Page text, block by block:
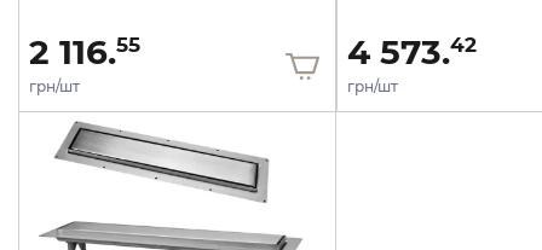
2 116.55
грн/шт
4 573.42
грн/шт